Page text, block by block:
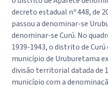
decreto estadual nº 448, de
passou a denominar-se
denominar-se Curú. No
1939-1943, o distrito de
município de Uruburetama
divisão territorial datada de
município com a